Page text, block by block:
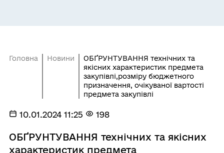
Головна Новини
ОБҐРУНТУВАННЯ технічних та
якісних характеристик предмета
закупівлі,розміру бюджетного
призначення, очікуваної вартості
предмета закупівлі
10.01.2024 11:25 198
ОБҐРУНТУВАННЯ технічних та якісних
характеристик предмета